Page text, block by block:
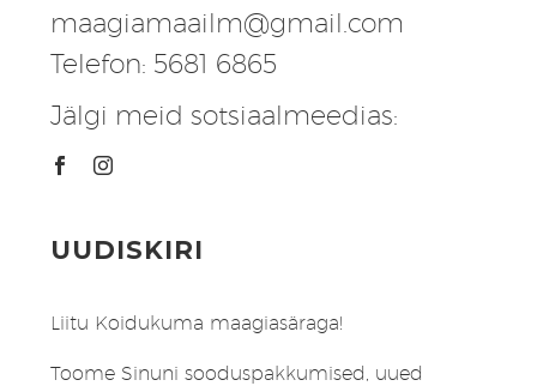
maagiamaailm@gmail.com
Telefon: 5681 6865
Jälgi meid sotsiaalmeedias:
UUDISKIRI
Liitu Koidukuma maagiasäraga!
Toome Sinuni sooduspakkumised, uued